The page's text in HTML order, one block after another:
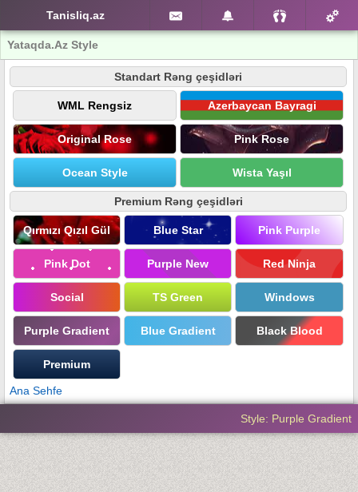
Tanisliq.az
Yataqda.Az Style
Standart Rəng çeşidləri
WML Rengsiz Azerbaycan Bayragi
Original Rose Pink Rose
Ocean Style Wista Yaşıl
Premium Rəng çeşidləri
Qırmızı Qızıl Gül Blue Star Pink Purple
Pink Dot Purple New Red Ninja
Social TS Green Windows
Purple Gradient Blue Gradient Black Blood
Premium
Ana Sehfe
Style: Purple Gradient